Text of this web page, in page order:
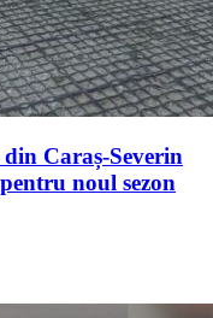
Caraș-Severin
noul sezon